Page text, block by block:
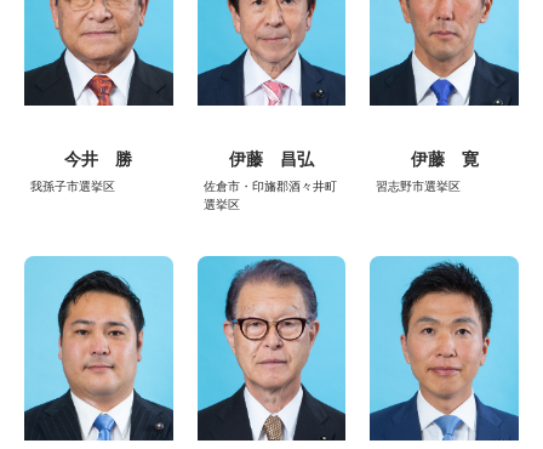
今井 勝
我孫子市選挙区
伊藤 昌弘
佐倉市・印旛郡酒々井町
選挙区
伊藤 寛
習志野市選挙区